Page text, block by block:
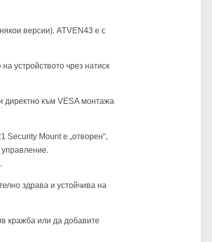
версии), ATVEN43 е с
устройството чрез натиск
директно към VESA монтажа
Mount е „отворен“,
управление.
здрава и устойчива на
кражба или да добавите